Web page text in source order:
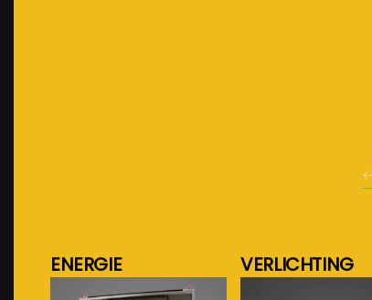
ENERGIE VERLICHTING